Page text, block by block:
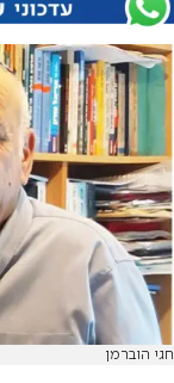
חגי הוברמן